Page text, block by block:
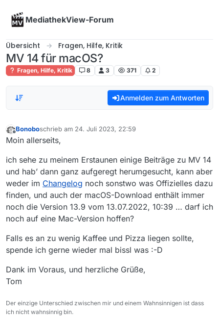
MediathekView-Forum
Übersicht Fragen, Hilfe, Kritik
MV 14 für macOS?
Fragen, Hilfe, Kritik 8 3 371 2
Anmelden zum Antworten
Offline
Bonoboschrieb am 24. Juli 2023, 22:59
zuletzt editiert von
Moin allerseits,
ich sehe zu meinem Erstaunen einige Beiträge zu MV 14
und hab’ dann ganz aufgeregt herumgesucht, kann aber
weder im Changelog noch sonstwo was Offizielles dazu
finden, und auch der macOS-Download enthält immer
noch die Version 13.9 vom 13.07.2022, 10:39 … darf ich
noch auf eine Mac-Version hoffen?
Falls es an zu wenig Kaffee und Pizza liegen sollte,
spende ich gerne wieder mal bissl was :-D
Dank im Voraus, und herzliche Grüße,
Tom
Der einzige Unterschied zwischen mir und einem Wahnsinnigen ist dass
ich nicht wahnsinnig bin.